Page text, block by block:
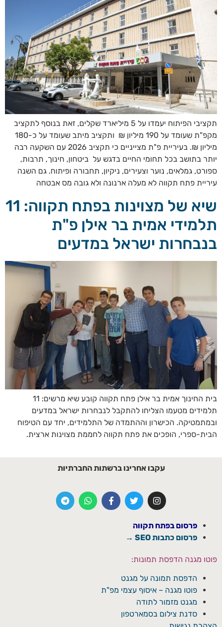
תקציבי הפיתוח יעמדו על 5 מיליארד שקלים, זאת בנוסף לתקציב
מקפ"ת שעומד על 190 מיליון ₪ ותקציב מיתב שעומד על כ-180
מיליון ₪. בעיריית פ"ת מצייניים כי תקציב 2026 עם השקעה רבה
יותר בתושב בכל תחומי החיים בדגש על ביטחון, חינוך, תרבות,
ספורט, גמלאים, נוער וצעירים, ניקיון, תחבורה ופיתוח. גם השנה
עיריית פתח תקווה לא מעלה ארנונה ולא גובה מס אבטחה
שיא של מצוינות בפתח תקווה: 11
תלמידי אמית בר אילן פ"ת
בנבחרות ישראל במדעים
בית החינוך אמית בר אילן פתח תקווה קובע שיא מרשים: 11
תלמידים מטעמו הצליחו להתקבל לנבחרות ישראל במדעים
ובמתמטיקה. הכישרון וההתמדה של התלמידים, יחד עם הטיפוח
הבית-ספרי, הופכים את פתח תקווה לחממת מצוינות ארצית.
עקבו אחרינו ברשתות החברתיות
פרסום בפתח תקווה
פרסום כתבות SEO →
פוטו מגנה הדפסת תמונות:
הדפסת תמונה על מגנט
פוטו מגנה – איסוף עצמי מפ"ת
מגנט מזמור לתודה
סדנת צילום בסמארטפון